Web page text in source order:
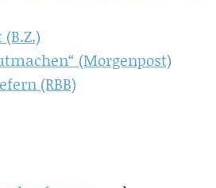
(Morgenpost)
(RBB)